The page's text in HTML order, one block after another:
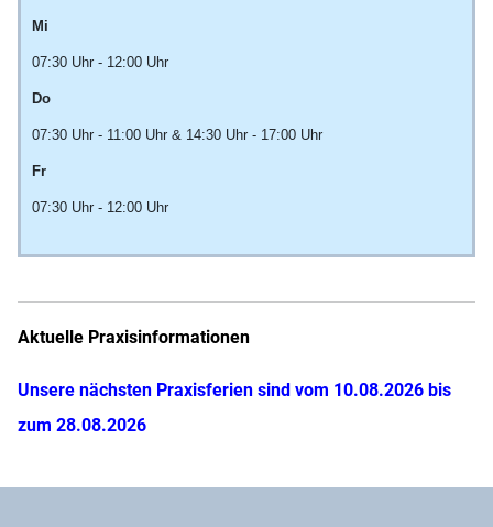
Mi
07:30 Uhr - 12:00 Uhr
Do
07:30 Uhr - 11:00 Uhr & 14:30 Uhr - 17:00 Uhr
Fr
07:30 Uhr - 12:00 Uhr
Aktuelle Praxisinformationen
Unsere nächsten Praxisferien sind vom 10.08.2026 bis
zum 28.08.2026